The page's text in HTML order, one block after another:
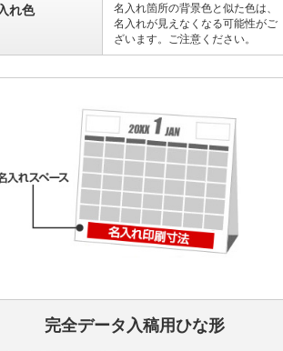
れ色
名入れ箇所の背景色と似た色は、
名入れが見えなくなる可能性がご
ざいます。ご注意ください。
完全データ入稿用ひな形